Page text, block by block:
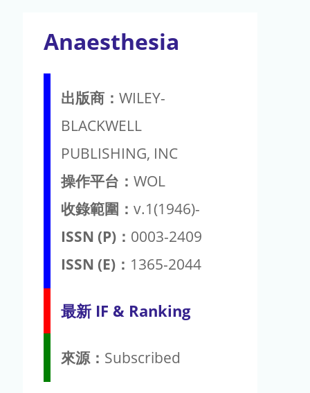
Anaesthesia
出版商： WILEY-
BLACKWELL
PUBLISHING, INC
操作平台： WOL
收錄範圍： v.1(1946)-
ISSN (P)： 0003-2409
ISSN (E)： 1365-2044
最新 IF & Ranking
來源： Subscribed